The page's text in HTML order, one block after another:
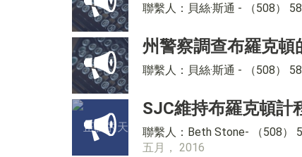
聯繫人：貝絲·斯通 - （508）
州警察調查布羅克頓
聯繫人：貝絲·斯通 - （508）
SJC維持布羅克頓計
聯繫人：Beth Stone- （508）
五月， 2016